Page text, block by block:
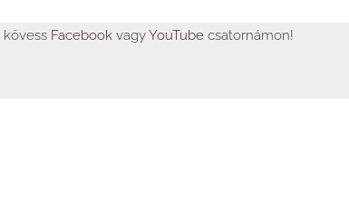
Facebook vagyYouTube csatornámon!